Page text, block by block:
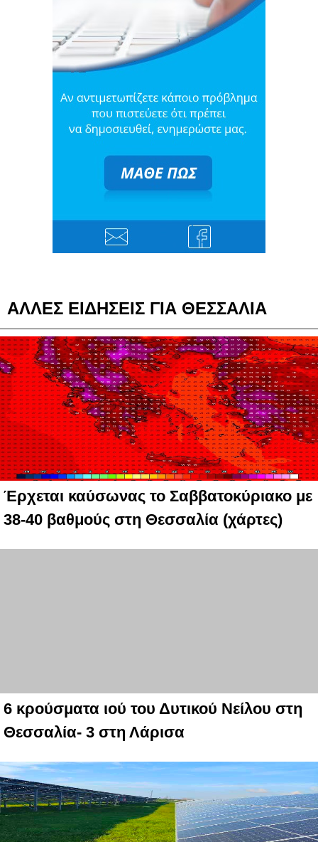
ΑΛΛΕΣ ΕΙΔΗΣΕΙΣ ΓΙΑ ΘΕΣΣΑΛΙΑ
Έρχεται καύσωνας το Σαββατοκύριακο με
38-40 βαθμούς στη Θεσσαλία (χάρτες)
6 κρούσματα ιού του Δυτικού Νείλου στη
Θεσσαλία- 3 στη Λάρισα